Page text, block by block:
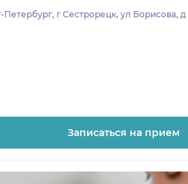
г Сестрорецк, ул Борисова, д
Записаться на прием